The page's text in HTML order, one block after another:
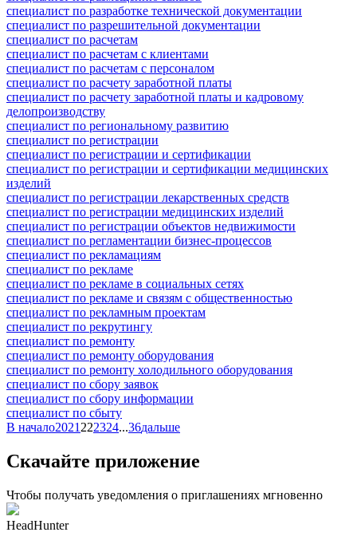
специалист по разработке технической документации
специалист по разрешительной документации
специалист по расчетам
специалист по расчетам с клиентами
специалист по расчетам с персоналом
специалист по расчету заработной платы
специалист по расчету заработной платы и кадровому
делопроизводству
специалист по региональному развитию
специалист по регистрации
специалист по регистрации и сертификации
специалист по регистрации и сертификации медицинских
изделий
специалист по регистрации лекарственных средств
специалист по регистрации медицинских изделий
специалист по регистрации объектов недвижимости
специалист по регламентации бизнес-процессов
специалист по рекламациям
специалист по рекламе
специалист по рекламе в социальных сетях
специалист по рекламе и связям с общественностью
специалист по рекламным проектам
специалист по рекрутингу
специалист по ремонту
специалист по ремонту оборудования
специалист по ремонту холодильного оборудования
специалист по сбору заявок
специалист по сбору информации
специалист по сбыту
В начало2021 222324...36дальше
Скачайте приложение
Чтобы получать уведомления о приглашениях мгновенно
HeadHunter